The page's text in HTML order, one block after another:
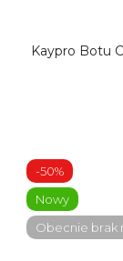
Kaypro Botu
-50%
Nowy
Obecnie brak